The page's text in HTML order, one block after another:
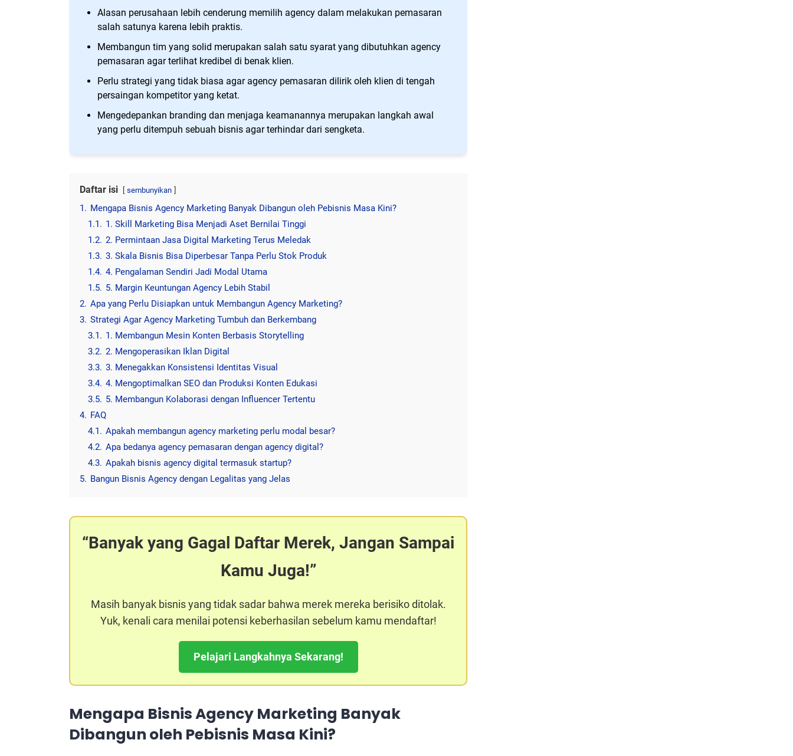
Alasan perusahaan lebih cenderung memilih agency dalam melakukan pemasaran
salah satunya karena lebih praktis.
Membangun tim yang solid merupakan salah satu syarat yang dibutuhkan agency
pemasaran agar terlihat kredibel di benak klien.
Perlu strategi yang tidak biasa agar agency pemasaran dilirik oleh klien di tengah
persaingan kompetitor yang ketat.
Mengedepankan branding dan menjaga keamanannya merupakan langkah awal
yang perlu ditempuh sebuah bisnis agar terhindar dari sengketa.
Daftar isi sembunyikan
1. Mengapa Bisnis Agency Marketing Banyak Dibangun oleh Pebisnis Masa Kini?
1.1. 1. Skill Marketing Bisa Menjadi Aset Bernilai Tinggi
1.2. 2. Permintaan Jasa Digital Marketing Terus Meledak
1.3. 3. Skala Bisnis Bisa Diperbesar Tanpa Perlu Stok Produk
1.4. 4. Pengalaman Sendiri Jadi Modal Utama
1.5. 5. Margin Keuntungan Agency Lebih Stabil
2. Apa yang Perlu Disiapkan untuk Membangun Agency Marketing?
3. Strategi Agar Agency Marketing Tumbuh dan Berkembang
3.1. 1. Membangun Mesin Konten Berbasis Storytelling
3.2. 2. Mengoperasikan Iklan Digital
3.3. 3. Menegakkan Konsistensi Identitas Visual
3.4. 4. Mengoptimalkan SEO dan Produksi Konten Edukasi
3.5. 5. Membangun Kolaborasi dengan Influencer Tertentu
4. FAQ
4.1. Apakah membangun agency marketing perlu modal besar?
4.2. Apa bedanya agency pemasaran dengan agency digital?
4.3. Apakah bisnis agency digital termasuk startup?
5. Bangun Bisnis Agency dengan Legalitas yang Jelas
Banyak yang Gagal Daftar Merek, Jangan Sampai
Kamu Juga!
Masih banyak bisnis yang tidak sadar bahwa merek mereka berisiko ditolak.
Yuk, kenali cara menilai potensi keberhasilan sebelum kamu mendaftar!
Pelajari Langkahnya Sekarang!
Mengapa BisnisAgency Marketing Banyak
Dibangun oleh Pebisnis Masa Kini?